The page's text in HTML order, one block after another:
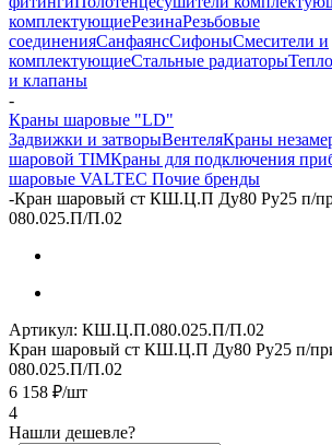
комплектующиеРезинаРезьбовые
соединенияСанфаянсСифоныСмесители и
комплектующиеСтальные радиаторы
и клапаны
-
Краны шаровые "LD"
Задвижки и затворыВентеляКраны
шаровой TIMКраны для подключения
шаровые VALTEC Почие бренды
-Кран шаровый ст КШ.Ц.П Ду80 Ру25 п/
080.025.П/П.02
Артикул: КШ.Ц.П.080.025.П/П.02
Кран шаровый ст КШ.Ц.П Ду80 Ру25 п/
080.025.П/П.02
6 158 ₽/шт
4
Нашли дешевле?